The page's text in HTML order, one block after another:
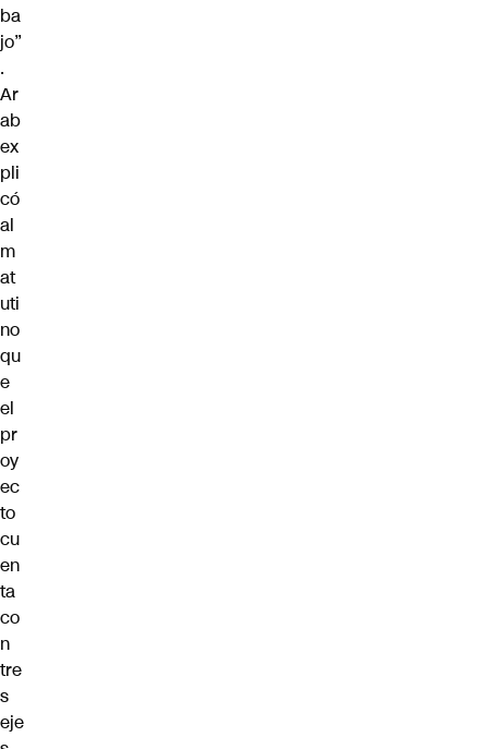
ba
jo”
.
Ar
ab
ex
pli
có
al
m
at
uti
no
qu
e
el
pr
oy
ec
to
cu
en
ta
co
n
tre
s
eje